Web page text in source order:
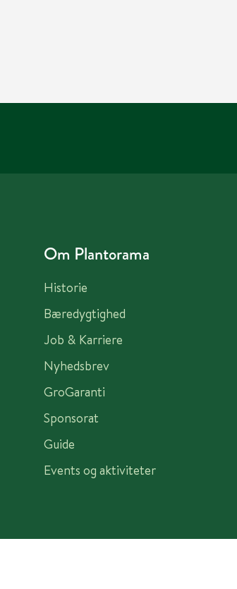
Om Plantorama
Historie
Bæredygtighed
Job & Karriere
Nyhedsbrev
GroGaranti
Sponsorat
Guide
Events og aktiviteter